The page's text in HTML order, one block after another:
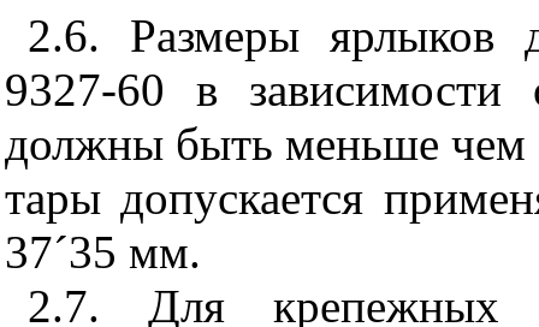
2.6. Размеры
9327-60 в
должны быть меньше чем
тары допускается
37´35 мм.
2.7. Для крепежных